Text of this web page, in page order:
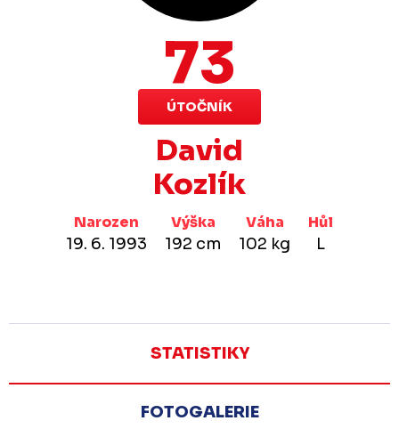
73
ÚTOČNÍK
David
Kozlík
Narozen
19. 6. 1993
Výška
192 cm
Váha
102 kg
Hůl
L
STATISTIKY
FOTOGALERIE